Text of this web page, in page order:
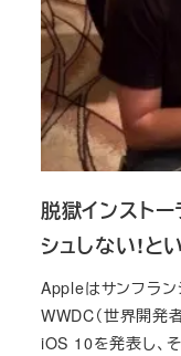
脱獄インスト
シュしない!と
Appleはサンフラ
WWDC（世界開発
iOS 10を発表し、